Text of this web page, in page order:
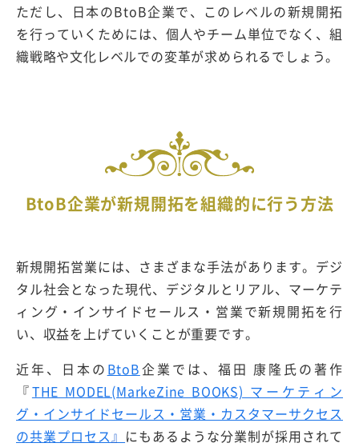
ただし、日本のBtoB企業で、このレベルの新規開拓
を行っていくためには、個人やチーム単位でなく、組
織戦略や文化レベルでの変革が求められるでしょう。
BtoB企業が新規開拓を組織的に行う方法
新規開拓営業には、さまざまな手法があります。デジ
タル社会となった現代、デジタルとリアル、マーケテ
ィング・インサイドセールス・営業で新規開拓を行
い、収益を上げていくことが重要です。
近年、日本の BtoB企業では、福田 康隆氏の著作
『THE MODEL(MarkeZine BOOKS) マーケティン
グ・インサイドセールス・営業・カスタマーサクセス
の共業プロセス』 にもあるような分業制が採用されて